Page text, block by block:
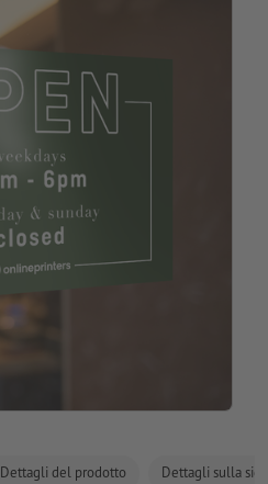
Dettagli del prodotto Dettagli sulla